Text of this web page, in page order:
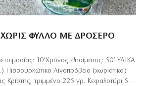
ΦΎΛΛΟ ΜΕ ΔΡΟΣΕΡΌ
10’Χρόνος Ψησίματος: 50’ ΥΛΙΚΑ
Πισσουρκώτικο Aιγοπρόβειο (χωριάτικο)
Κρίστης, τριμμένο 225 γρ. Κεφαλοτύρι 5…